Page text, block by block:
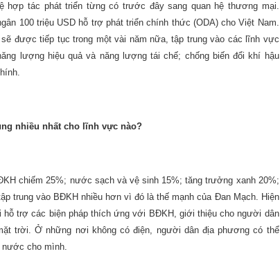
hợp tác phát triển từng có trước đây sang quan hệ thương mại.
100 triệu USD hỗ trợ phát triển chính thức (ODA) cho Việt Nam.
được tiếp tục trong một vài năm nữa, tập trung vào các lĩnh vực
lượng hiệu quả và năng lượng tái chế; chống biến đổi khí hậu
nhiều nhất cho lĩnh vực nào?
chiếm 25%; nước sạch và vệ sinh 15%; tăng trưởng xanh 20%;
trung vào BĐKH nhiều hơn vì đó là thế mạnh của Đan Mạch. Hiện
hỗ trợ các biện pháp thích ứng với BĐKH, giới thiệu cho người dân
trời. Ở những nơi không có điện, người dân địa phương có thể
nước cho mình.